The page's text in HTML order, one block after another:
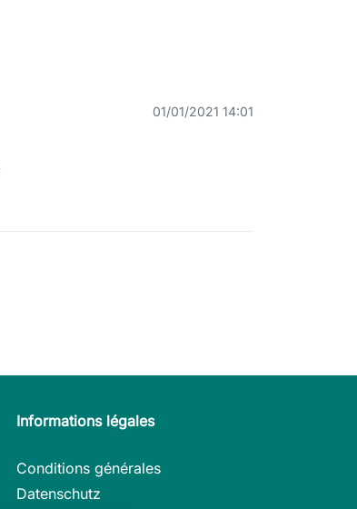
01/01/2021 14:01
Informations légales
Conditions générales
Datenschutz